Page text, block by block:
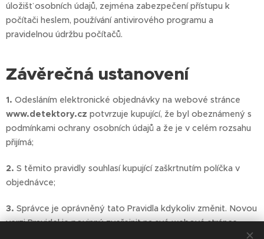
úložišť osobních údajů, zejména zabezpečení přístupu k
počítači heslem, používání antivirového programu a
pravidelnou údržbu počítačů.
Závěrečná ustanovení
1. Odesláním elektronické objednávky na webové stránce
www.detektory.cz potvrzuje kupující, že byl obeznámený s
podmínkami ochrany osobních údajů a že je v celém rozsahu
přijímá;
2. S těmito pravidly souhlasí kupující zaškrtnutím políčka v
objednávce;
3. Správce je oprávněný tato Pravidla kdykoliv změnit. Novou
verzi Pravidel je povinný zveřejnit na své webové stránce.